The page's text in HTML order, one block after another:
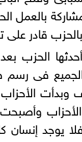
بالعمل
قادر
الحزب
فى
وبدأت
يوجد